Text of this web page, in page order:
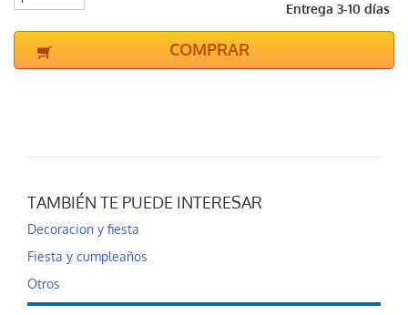
Entrega 3-10 días
COMPRAR
TAMBIÉN TE PUEDE INTERESAR
Decoracion y fiesta
Fiesta y cumpleaños
Otros